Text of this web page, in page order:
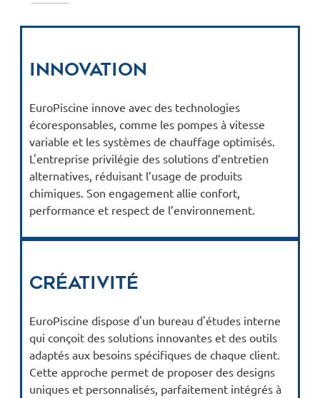
Innovation
EuroPiscine innove avec des technologies
écoresponsables, comme les pompes à vitesse
variable et les systèmes de chauffage optimisés.
L'entreprise privilégie des solutions d’entretien
alternatives, réduisant l’usage de produits
chimiques. Son engagement allie confort,
performance et respect de l’environnement.
Créativité
EuroPiscine dispose d'un bureau d'études interne
qui conçoit des solutions innovantes et des outils
adaptés aux besoins spécifiques de chaque client.
Cette approche permet de proposer des designs
uniques et personnalisés, parfaitement intégrés à